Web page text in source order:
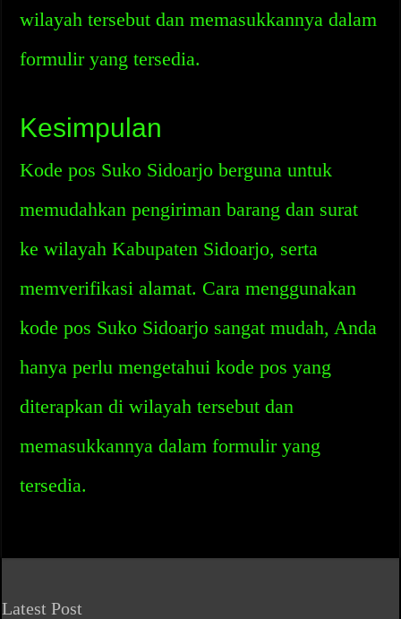
wilayah tersebut dan memasukkannya dalam
formulir yang tersedia.
Kesimpulan
Kode pos Suko Sidoarjo berguna untuk
memudahkan pengiriman barang dan surat
ke wilayah Kabupaten Sidoarjo, serta
memverifikasi alamat. Cara menggunakan
kode pos Suko Sidoarjo sangat mudah, Anda
hanya perlu mengetahui kode pos yang
diterapkan di wilayah tersebut dan
memasukkannya dalam formulir yang
tersedia.
Latest Post